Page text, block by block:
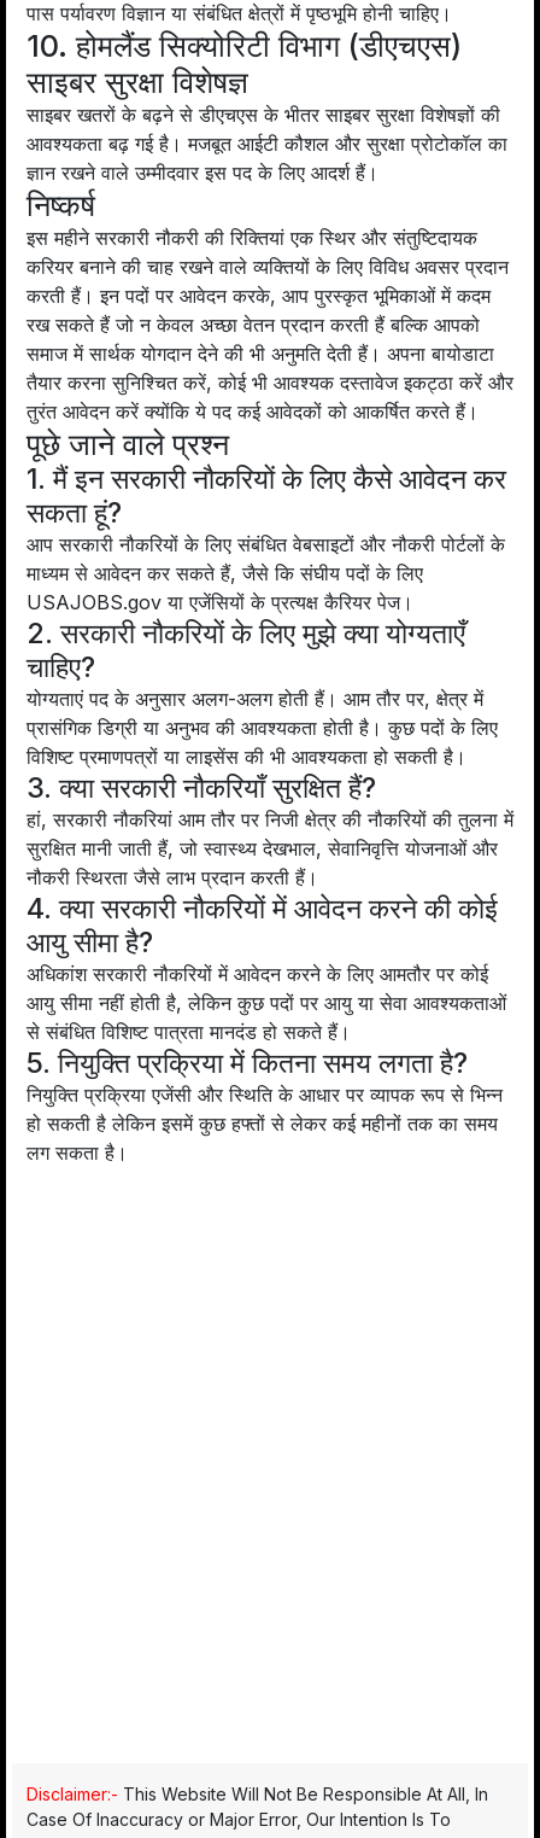
पास पर्यावरण विज्ञान या संबंधित क्षेत्रों में पृष्ठभूमि होनी चाहिए।
10. होमलैंड सिक्योरिटी विभाग (डीएचएस)
साइबर सुरक्षा विशेषज्ञ
साइबर खतरों के बढ़ने से डीएचएस के भीतर साइबर सुरक्षा विशेषज्ञों की
आवश्यकता बढ़ गई है। मजबूत आईटी कौशल और सुरक्षा प्रोटोकॉल का
ज्ञान रखने वाले उम्मीदवार इस पद के लिए आदर्श हैं।
निष्कर्ष
इस महीने सरकारी नौकरी की रिक्तियां एक स्थिर और संतुष्टिदायक
करियर बनाने की चाह रखने वाले व्यक्तियों के लिए विविध अवसर प्रदान
करती हैं। इन पदों पर आवेदन करके, आप पुरस्कृत भूमिकाओं में कदम
रख सकते हैं जो न केवल अच्छा वेतन प्रदान करती हैं बल्कि आपको
समाज में सार्थक योगदान देने की भी अनुमति देती हैं। अपना बायोडाटा
तैयार करना सुनिश्चित करें, कोई भी आवश्यक दस्तावेज इकट्ठा करें और
तुरंत आवेदन करें क्योंकि ये पद कई आवेदकों को आकर्षित करते हैं।
पूछे जाने वाले प्रश्न
1. मैं इन सरकारी नौकरियों के लिए कैसे आवेदन कर
सकता हूं?
आप सरकारी नौकरियों के लिए संबंधित वेबसाइटों और नौकरी पोर्टलों के
माध्यम से आवेदन कर सकते हैं, जैसे कि संघीय पदों के लिए
USAJOBS.gov या एजेंसियों के प्रत्यक्ष कैरियर पेज।
2. सरकारी नौकरियों के लिए मुझे क्या योग्यताएँ
चाहिए?
योग्यताएं पद के अनुसार अलग-अलग होती हैं। आम तौर पर, क्षेत्र में
प्रासंगिक डिग्री या अनुभव की आवश्यकता होती है। कुछ पदों के लिए
विशिष्ट प्रमाणपत्रों या लाइसेंस की भी आवश्यकता हो सकती है।
3. क्या सरकारी नौकरियाँ सुरक्षित हैं?
हां, सरकारी नौकरियां आम तौर पर निजी क्षेत्र की नौकरियों की तुलना में
सुरक्षित मानी जाती हैं, जो स्वास्थ्य देखभाल, सेवानिवृत्ति योजनाओं और
नौकरी स्थिरता जैसे लाभ प्रदान करती हैं।
4. क्या सरकारी नौकरियों में आवेदन करने की कोई
आयु सीमा है?
अधिकांश सरकारी नौकरियों में आवेदन करने के लिए आमतौर पर कोई
आयु सीमा नहीं होती है, लेकिन कुछ पदों पर आयु या सेवा आवश्यकताओं
से संबंधित विशिष्ट पात्रता मानदंड हो सकते हैं।
5. नियुक्ति प्रक्रिया में कितना समय लगता है?
नियुक्ति प्रक्रिया एजेंसी और स्थिति के आधार पर व्यापक रूप से भिन्न
हो सकती है लेकिन इसमें कुछ हफ्तों से लेकर कई महीनों तक का समय
लग सकता है।
Disclaimer:- This Website Will Not Be Responsible At All, In
Case Of Inaccuracy or Major Error, Our Intention Is To